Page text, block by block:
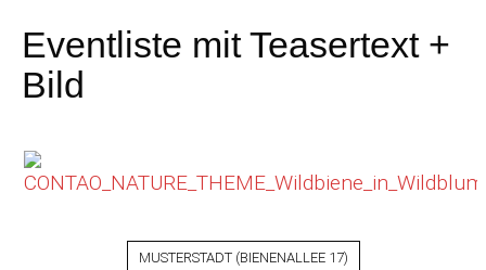
Eventliste mit Teasertext +
Bild
MUSTERSTADT(BIENENALLEE 17)